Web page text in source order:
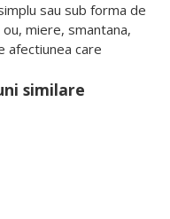
sau sub forma de
miere, smantana,
afectiunea care
similare